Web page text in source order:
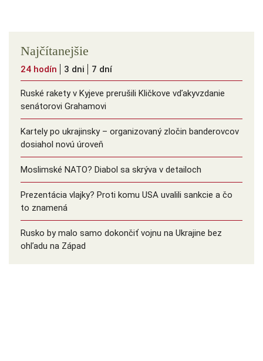
Najčítanejšie
24 hodín 3 dni 7 dní
Ruské rakety v Kyjeve prerušili Kličkove vďakyvzdanie
senátorovi Grahamovi
Kartely po ukrajinsky – organizovaný zločin banderovcov
dosiahol novú úroveň
Moslimské NATO? Diabol sa skrýva v detailoch
Prezentácia vlajky? Proti komu USA uvalili sankcie a čo
to znamená
Rusko by malo samo dokončiť vojnu na Ukrajine bez
ohľadu na Západ